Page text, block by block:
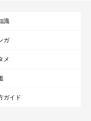
識
ガ
メ
ガイド